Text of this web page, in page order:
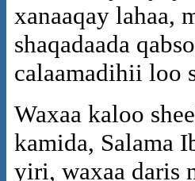
xanaaqay lahaa,
shaqadaada
calaamadihii loo
Waxaa kaloo
kamida, Salama
yiri, waxaa daris